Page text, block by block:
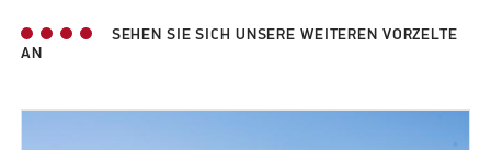
SEHEN SIE SICH UNSERE WEITEREN VORZELTE
AN